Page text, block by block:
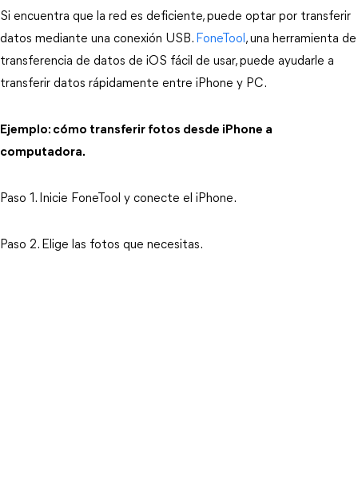
Si encuentra que la red es deficiente, puede optar por transferir
datos mediante una conexión USB. FoneTool , una herramienta de
transferencia de datos de iOS fácil de usar, puede ayudarle a
transferir datos rápidamente entre iPhone y PC.
Ejemplo: cómo transferir fotos desde iPhone a
computadora.
Paso 1. Inicie FoneTool y conecte el iPhone.
Paso 2. Elige las fotos que necesitas.